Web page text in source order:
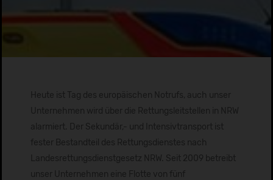
Heute ist Tag des europäischen Notrufs, auch unser
Unternehmen wird über die Rettungsleitstellen in NRW
alarmiert. Der Sekundär,- und Intensivtransport ist
fester Bestandteil des Rettungsdienstes nach
Landesrettungsdienstgesetz NRW. Seit 2009 betreibt
unser Unternehmen eine Flotte von fünf